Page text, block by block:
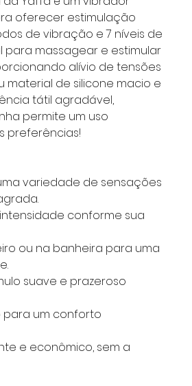
oferecer estimulação
de vibração e 7 níveis de
para massagear e estimular
alívio de tensões
material de silicone macio e
tátil agradável,
permite um uso
preferências!
variedade de sensações
conforme sua
ou na banheira para uma
suave e prazeroso
para um conforto
e econômico, sem a